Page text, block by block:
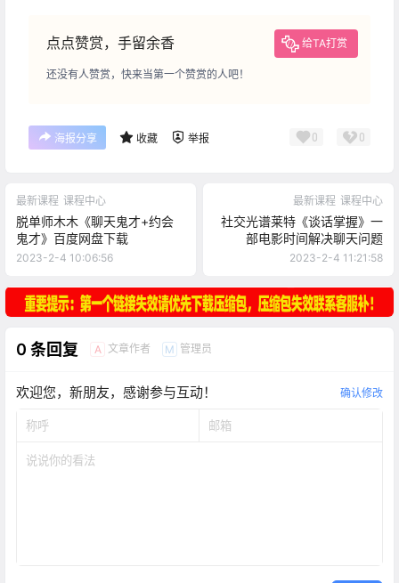
点点赞赏，手留余香 给TA打赏
还没有人赞赏，快来当第一个赞赏的人吧！
海报分享 收藏 举报 0 0
最新课程 课程中心
脱单师木木《聊天鬼才+约会
鬼才》百度网盘下载
2023-2-4 10:06:56
最新课程 课程中心
社交光谱莱特《谈话掌握》一
部电影时间解决聊天问题
2023-2-4 11:21:58
0 条回复 A 文章作者 M 管理员
欢迎您，新朋友，感谢参与互动！ 确认修改